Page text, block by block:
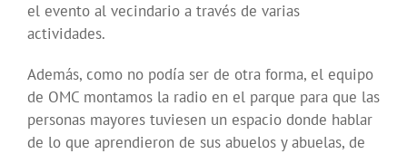
el evento al vecindario a través de varias
actividades.
Además, como no podía ser de otra forma, el equipo
de OMC montamos la radio en el parque para que las
personas mayores tuviesen un espacio donde hablar
de lo que aprendieron de sus abuelos y abuelas, de